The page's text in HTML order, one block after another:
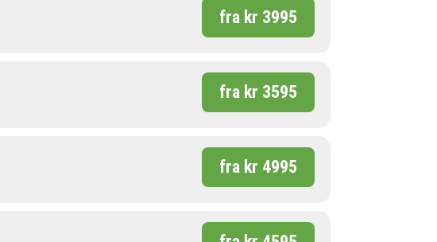
fra kr 3995
fra kr 3595
fra kr 4995